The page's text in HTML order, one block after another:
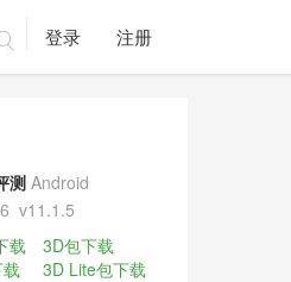
登录 注册
测 Android
v11.1.5
载
3D包下载
3D Lite包下载